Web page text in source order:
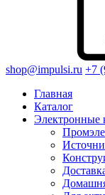
shop@impulsi.ru +7
Главная
Каталог
Электронные